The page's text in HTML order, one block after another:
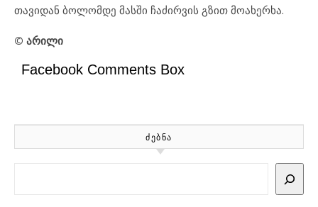
თავიდან ბოლომდე მასში ჩაძირვის გზით მოახერხა.
© არილი
Facebook Comments Box
ᲫᲔᲑᲜᲐ